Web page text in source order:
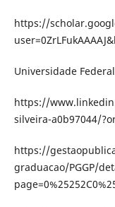
https://
Universidade
https://
silveira-a0b97044/
https://
graduacao/PGGP/